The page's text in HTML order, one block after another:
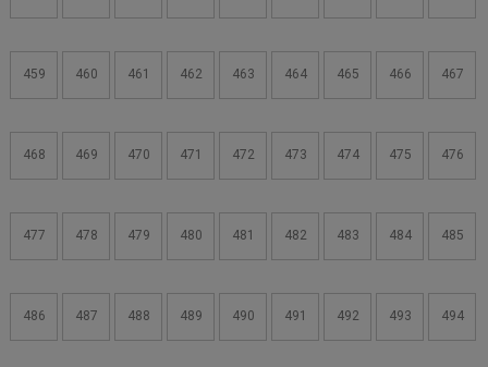
459 460 461 462 463 464 465 466 467
468 469 470 471 472 473 474 475 476
477 478 479 480 481 482 483 484 485
486 487 488 489 490 491 492 493 494